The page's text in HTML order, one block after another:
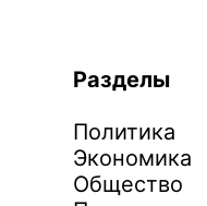
Разделы
Политика
Экономика
Общество